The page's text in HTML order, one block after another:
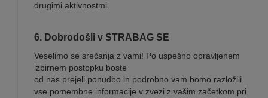
drugimi aktivnostmi.
6. Dobrodošli v STRABAG SE
Veselimo se srečanja z vami! Po uspešno opravljenem
izbirnem postopku boste
od nas prejeli ponudbo in podrobno vam bomo razložili
vse pomembne informacije v zvezi z vašim začetkom pri